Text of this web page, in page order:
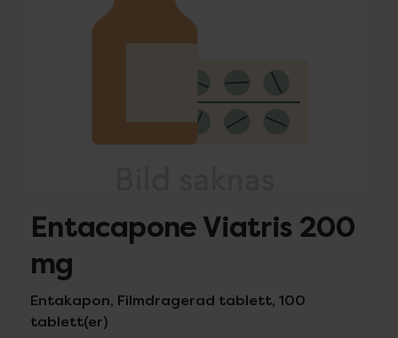
Entacapone Viatris 200
mg
Entakapon, Filmdragerad tablett, 100
tablett(er)